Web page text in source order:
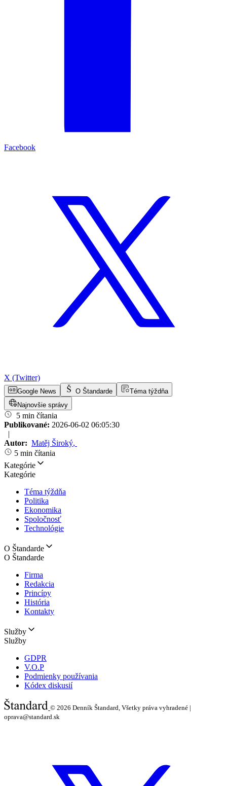
Facebook
X (Twitter)
Google News O Štandarde
Téma týždňa
Najnovšie správy
5 min čítania
Publikované: 2026-06-02 06:05:30
|
Autor: Matěj Široký,
5 min čítania
Kategórie
Kategórie
Téma týždňa
Politika
Ekonomika
Spoločnosť
Technológie
O Štandarde
O Štandarde
Firma
Redakcia
Princípy
História
Kontakty
Služby
Služby
GDPR
V.O.P
Podmienky používania
Kódex diskusií
© 2026 Denník Štandard, Všetky práva vyhradené |
oprava@standard.sk